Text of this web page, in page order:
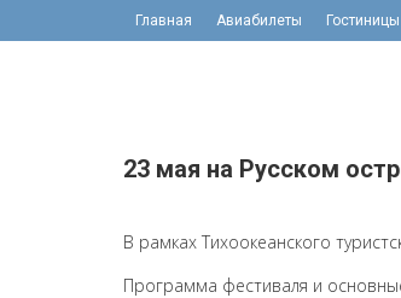
Главная Авиабилеты Гостиницы
23 мая на Русском
В рамках Тихоокеанского
Программа фестиваля и